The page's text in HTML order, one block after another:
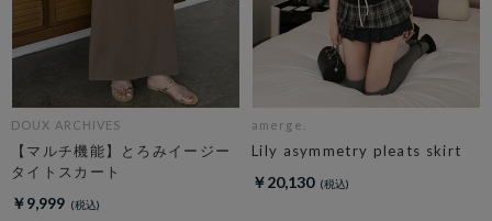
DOUX ARCHIVES
【マルチ機能】とろみイージー
タイトスカート
￥9,999
amerge.
Lily asymmetry pleats skirt
￥20,130